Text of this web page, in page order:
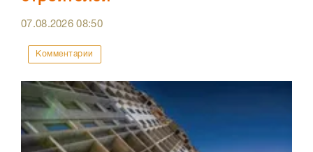
07.08.202608:50
Комментарии